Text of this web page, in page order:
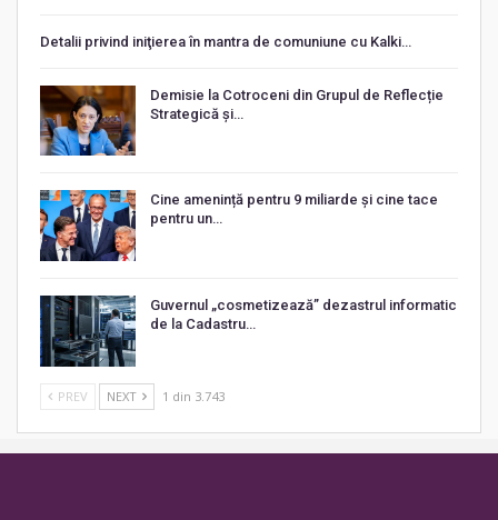
Detalii privind iniţierea în mantra de comuniune cu Kalki…
Demisie la Cotroceni din Grupul de Reflecție
Strategică și…
Cine amenință pentru 9 miliarde și cine tace
pentru un…
Guvernul „cosmetizează” dezastrul informatic
de la Cadastru…
PREV NEXT 1 din 3.743